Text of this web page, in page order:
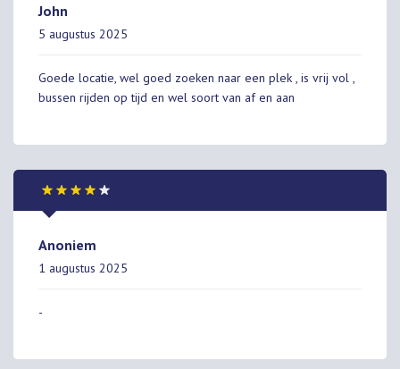
John
5 augustus 2025
Goede locatie, wel goed zoeken naar een plek , is vrij vol ,
bussen rijden op tijd en wel soort van af en aan
Anoniem
1 augustus 2025
-